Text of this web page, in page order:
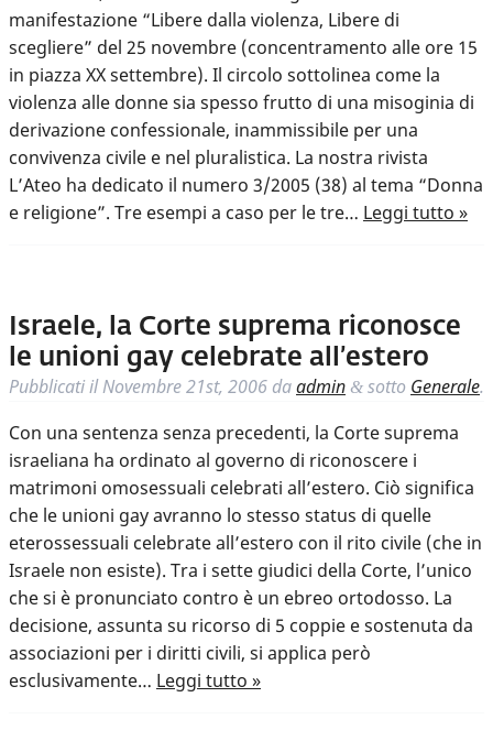
manifestazione “Libere dalla violenza, Libere di
scegliere” del 25 novembre (concentramento alle ore 15
in piazza XX settembre). Il circolo sottolinea come la
violenza alle donne sia spesso frutto di una misoginia di
derivazione confessionale, inammissibile per una
convivenza civile e nel pluralistica. La nostra rivista
L’Ateo ha dedicato il numero 3/2005 (38) al tema “Donna
e religione”. Tre esempi a caso per le tre… Leggi tutto »
Israele, la Corte suprema riconosce
le unioni gay celebrate all’estero
Pubblicati ilNovembre 21st, 2006 daadmin & sotto Generale.
Con una sentenza senza precedenti, la Corte suprema
israeliana ha ordinato al governo di riconoscere i
matrimoni omosessuali celebrati all’estero. Ciò significa
che le unioni gay avranno lo stesso status di quelle
eterossessuali celebrate all’estero con il rito civile (che in
Israele non esiste). Tra i sette giudici della Corte, l’unico
che si è pronunciato contro è un ebreo ortodosso. La
decisione, assunta su ricorso di 5 coppie e sostenuta da
associazioni per i diritti civili, si applica però
esclusivamente… Leggi tutto »